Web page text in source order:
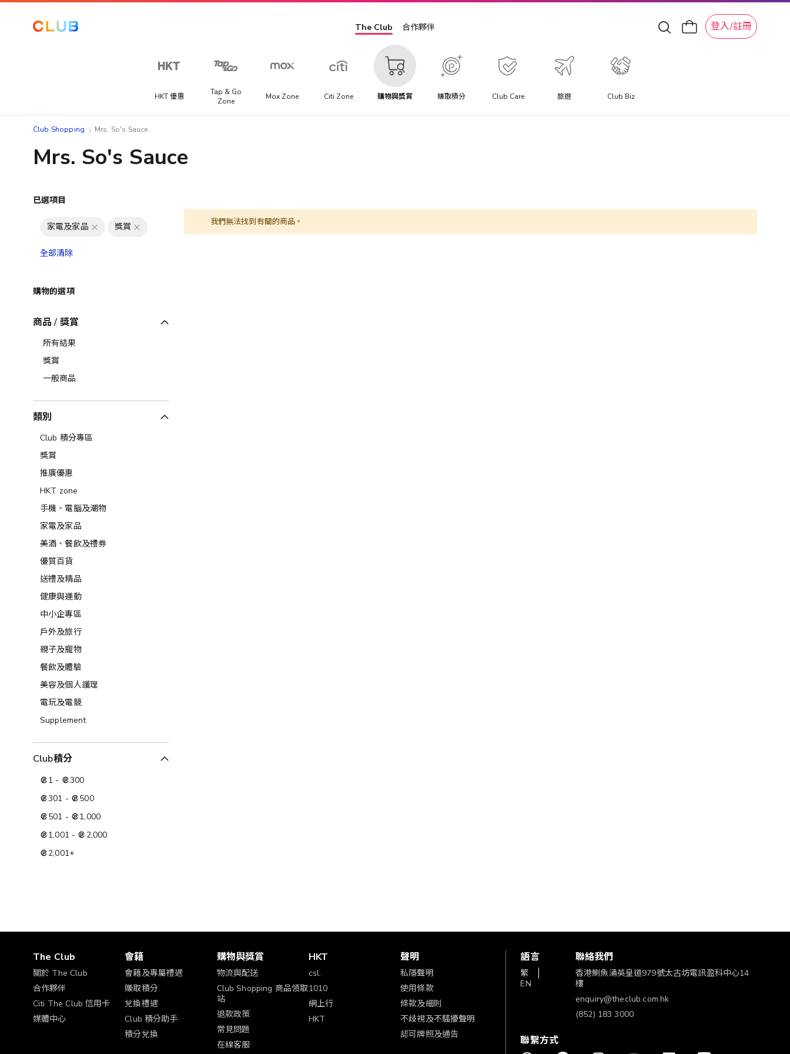
The Club 合作夥伴 登入/註冊
HKT 優惠
Tap & Go
Zone
Mox Zone Citi Zone 購物與獎賞 賺取積分 Club Care 旅遊 Club Biz
Club Shopping Mrs. So's Sauce
Mrs. So's Sauce
我們無法找到有關的商品。
已選項目
家電及家品 獎賞
全部清除
購物的選項
商品 / 獎賞
所有結果
獎賞
一般商品
類別
Club 積分專區
獎賞
推廣優惠
HKT zone
手機、電腦及潮物
家電及家品
美酒、餐飲及禮券​
優質百貨
送禮及精品
健康與運動
中小企專區
戶外及旅行
親子及寵物
餐飲及體驗
美容及個人護理​
電玩及電競
Supplement
Club積分
1 -
300
301 -
500
501 -
1,000
1,001 -
2,000
2,001+
The Club
關於 The Club
合作夥伴
Citi The Club 信用卡
媒體中心
會籍
會籍及專屬禮遇
賺取積分
兌換禮遇
Club 積分助手
積分兌換
購物與獎賞
物流與配送
Club Shopping 商品領取
站
退款政策
常見問題
在線客服
HKT
csl.
1010
網上行
HKT
聲明
私隱聲明
使用條款
條款及細則
不歧視及不騷擾聲明
認可牌照及通告
語言
繁
EN
聯絡我們
香港鰂魚涌英皇道979號太古坊電訊盈科中心14
樓
enquiry@theclub.com.hk
(852) 183 3000
聯繫方式